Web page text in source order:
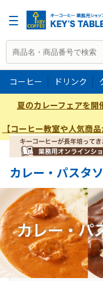
コーヒー ドリンク
夏のカレーフェアを開
【コーヒー教室や人気商
カレー・パスタ